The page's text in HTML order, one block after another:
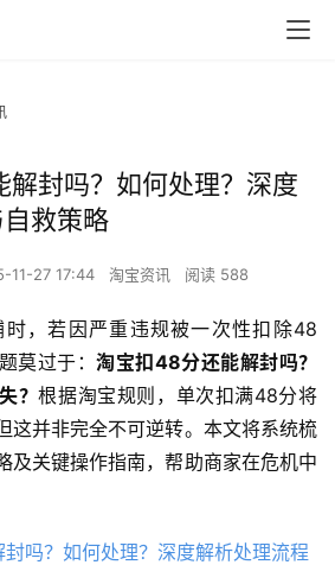
封吗？如何处理？深度
救策略
11-27 17:44 淘宝资讯 阅读 588
，若因严重违规被一次性扣除48
莫过于： 淘宝扣48分还能解封吗？
？根据淘宝规则，单次扣满48分将
这并非完全不可逆转。本文将系统梳
及关键操作指南，帮助商家在危机中